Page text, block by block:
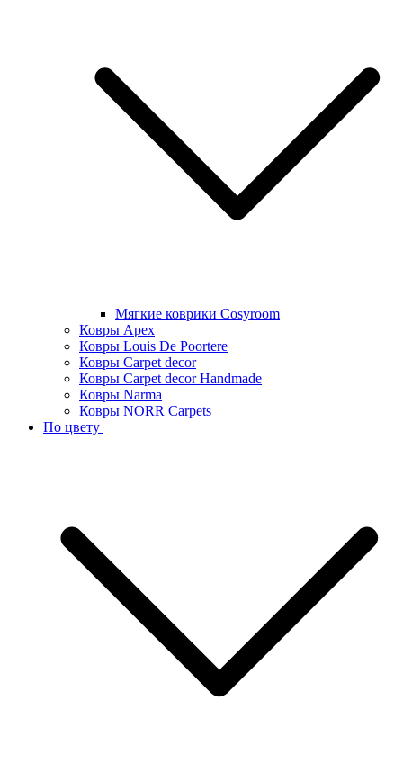
Мягкие коврики Cosyroom
Ковры Apex
Ковры Louis De Poortere
Ковры Carpet decor
Ковры Carpet decor Handmade
Ковры Narma
Ковры NORR Carpets
По цвету